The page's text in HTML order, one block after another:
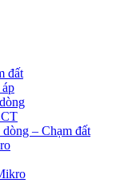
đất
– Chạm đất